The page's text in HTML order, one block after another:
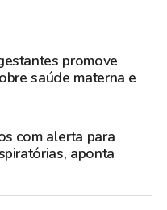
promove
saúde materna e
com alerta para
aponta